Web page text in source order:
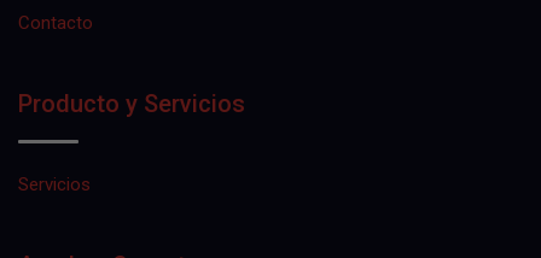
Contacto
Producto y Servicios
Servicios